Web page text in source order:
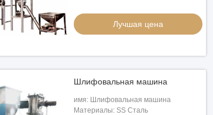
Beneficiation
Лучшая цена
Шлифовальная машина
имя: Шлифовальная машина
Материалы: SS Сталь